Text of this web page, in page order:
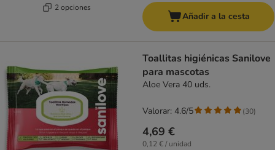
2 opciones
Añadir a la cesta
Toallitas higiénicas Sanilove
para mascotas
Aloe Vera 40 uds.
4,69 €
0,12 € / unidad
Valorar: 4.6/5 (30)